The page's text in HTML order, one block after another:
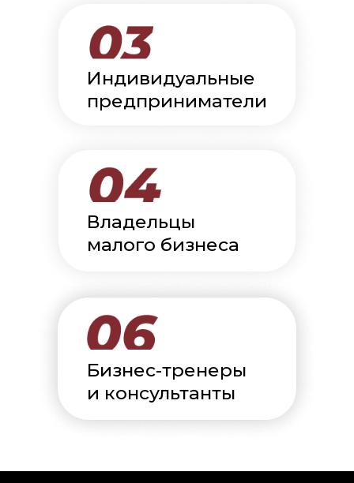
Индивидуальные
предприниматели
Владельцы
малого бизнеса
Самозанятые
предприниматели
Бизнес-тренеры
и консультанты